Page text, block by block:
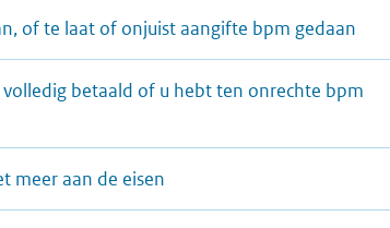
of te laat of onjuist aangifte bpm gedaan
betaald of u hebt ten onrechte bpm
meer aan de eisen